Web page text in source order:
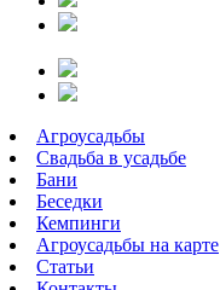
Агроусадьбы
Свадьба в усадьбе
Бани
Беседки
Кемпинги
Агроусадьбы на карте
Статьи